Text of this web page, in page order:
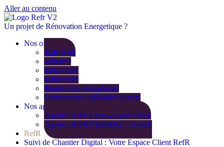
Aller au contenu
Un projet de Rénovation Energetique ?
Nos offres
Rafraîchir
Rénover
Réhabiliter
Réinventer
Rénovation énergétique
Déclarations Préalables B to B
Nos agences
Agence RefR Lyon – Lyon Ouest
Agence RefR Chambéry – Savoie
RefR
Suivi de Chantier Digital : Votre Espace Client RefR